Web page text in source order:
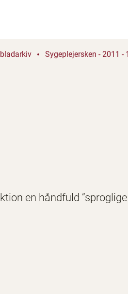
Sygeplejersken - 2011 -
en håndfuld